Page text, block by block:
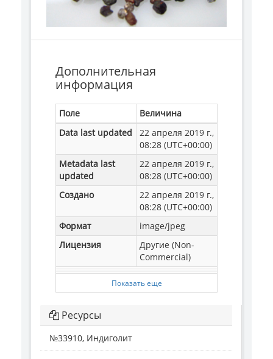
Дополнительная
информация
Поле
Величина
Data last updated
22 апреля 2019 г.,
08:28 (UTC+00:00)
Metadata last
updated
22 апреля 2019 г.,
08:28 (UTC+00:00)
Создано
22 апреля 2019 г.,
08:28 (UTC+00:00)
Формат
image/jpeg
Лицензия
Другие (Non-
Commercial)
Показать еще
Ресурсы
№33910, Индиголит